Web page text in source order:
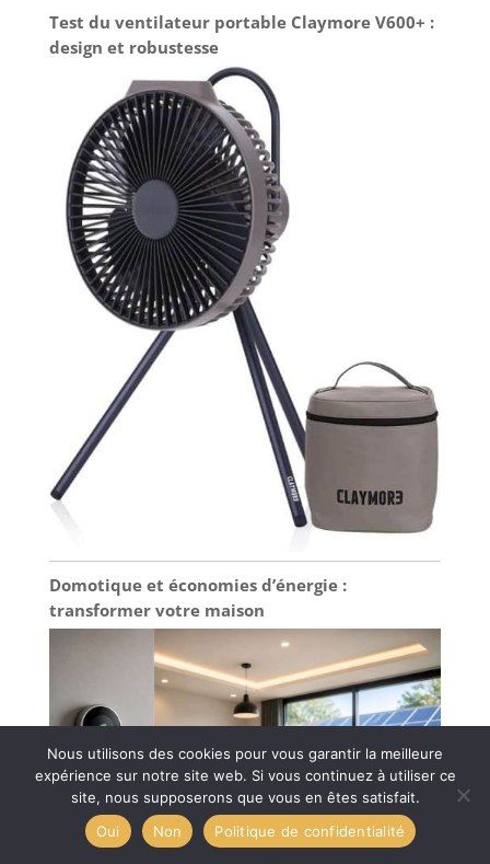
Test du ventilateur portable Claymore V600+ :
design et robustesse
Domotique et économies d’énergie :
transformer votre maison
Nous utilisons des cookies pour vous garantir la meilleure
expérience sur notre site web. Si vous continuez à utiliser ce
site, nous supposerons que vous en êtes satisfait.
Oui
Non Politique de confidentialité